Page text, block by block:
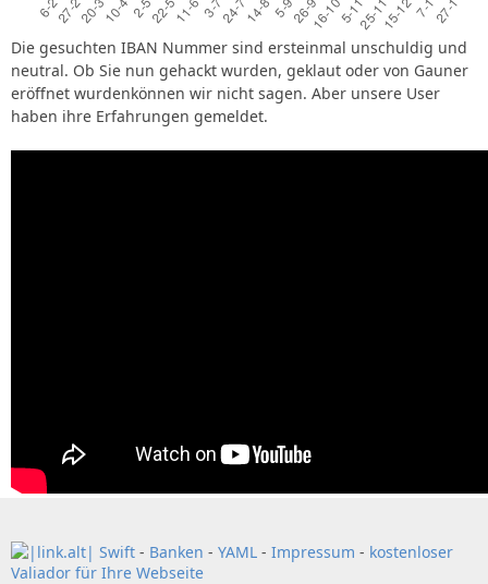
Die gesuchten IBAN Nummer sind ersteinmal unschuldig und
neutral. Ob Sie nun gehackt wurden, geklaut oder von Gauner
eröffnet wurdenkönnen wir nicht sagen. Aber unsere User
haben ihre Erfahrungen gemeldet.
Swift - Banken - YAML - Impressum - kostenloser
Valiador für Ihre Webseite